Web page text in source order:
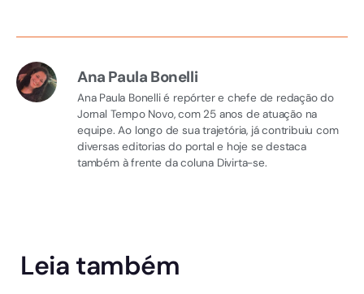
Ana Paula Bonelli
Ana Paula Bonelli é repórter e chefe de redação do
Jornal Tempo Novo, com 25 anos de atuação na
equipe. Ao longo de sua trajetória, já contribuiu com
diversas editorias do portal e hoje se destaca
também à frente da coluna Divirta-se.
Leia também